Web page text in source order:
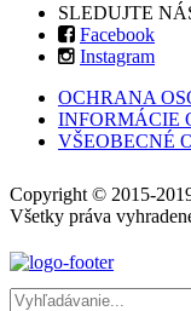
SLEDUJTE
Facebook
Instagram
OCHRANA
INFORMÁCIE
VŠEOBECNÉ
Copyright © 2015-
Všetky práva